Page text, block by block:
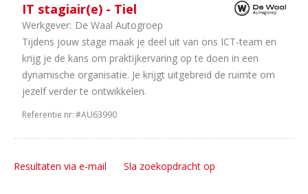
IT stagiair(e) - Tiel
Werkgever: De Waal Autogroep
Tijdens jouw stage maak je deel uit van ons ICT-team en
krijg je de kans om praktijkervaring op te doen in een
dynamische organisatie. Je krijgt uitgebreid de ruimte om
jezelf verder te ontwikkelen.
Referentie nr:#AU63990
Resultaten via e-mail Sla zoekopdracht op